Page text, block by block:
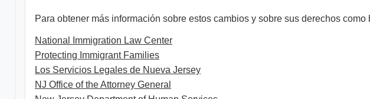
Para obtener más información sobre estos cambios y sobre sus derechos
National Immigration Law Center
Protecting Immigrant Families
Los Servicios Legales de Nueva Jersey
NJ Office of the Attorney General